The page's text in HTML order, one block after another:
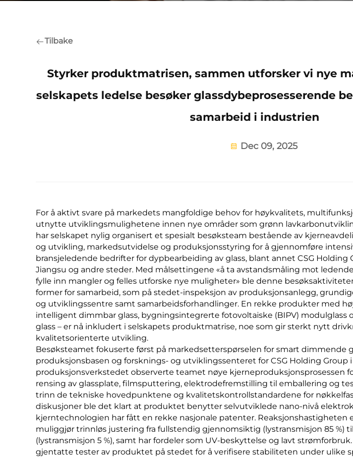
Tilbake
Styrker produktmatrisen, sammen utforsker vi nye
selskapets ledelse besøker glassdybeprosesserende
samarbeid i industrien
Dec 09, 2025
For å aktivt svare på markedets mangfoldige behov for høykvalitets,
utnytte utviklingsmulighetene innen nye områder som grønn
har selskapet nylig organisert et spesialt besøksteam bestående av
og utvikling, markedsutvidelse og produksjonsstyring for å gjennomføre
bransjeledende bedrifter for dypbearbeiding av glass, blant annet CSG Holding
Jiangsu og andre steder. Med målsettingene «å ta avstandsmåling mot
fylle inn mangler og felles utforske nye muligheter» ble denne
former for samarbeid, som på stedet-inspeksjon av produksjonsanlegg,
og utviklingssentre samt samarbeidsforhandlinger. En rekke produkter med
intelligent dimmbar glass, bygningsintegrerte fotovoltaiske (BIPV) modulglass
glass – er nå inkludert i selskapets produktmatrise, noe som gir sterkt nytt
kvalitetsorienterte utvikling.
Besøksteamet fokuserte først på markedsetterspørselen for smart dimmende
produksjonsbasen og forsknings- og utviklingssenteret for CSG Holding Group i
produksjonsverkstedet observerte teamet nøye kjerneproduksjonsprosessen
rensing av glassplate, filmsputtering, elektrodefremstilling til emballering og
trinn de tekniske hovedpunktene og kvalitetskontrollstandardene for
diskusjoner ble det klart at produktet benytter selvutviklede nano-nivå
kjerntechnologien har fått en rekke nasjonale patenter. Reaksjonshastigheten
muliggjør trinnløs justering fra fullstendig gjennomsiktig (lystransmisjon 85 %)
(lystransmisjon 5 %), samt har fordeler som UV-beskyttelse og lavt
gjentatte tester av produktet på stedet for å verifisere stabiliteten under ulike